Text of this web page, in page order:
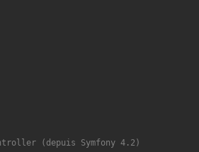
(depuis Symfony 4.2)